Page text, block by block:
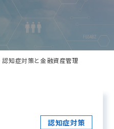
認知症対策と金融資産管理
認知症対策